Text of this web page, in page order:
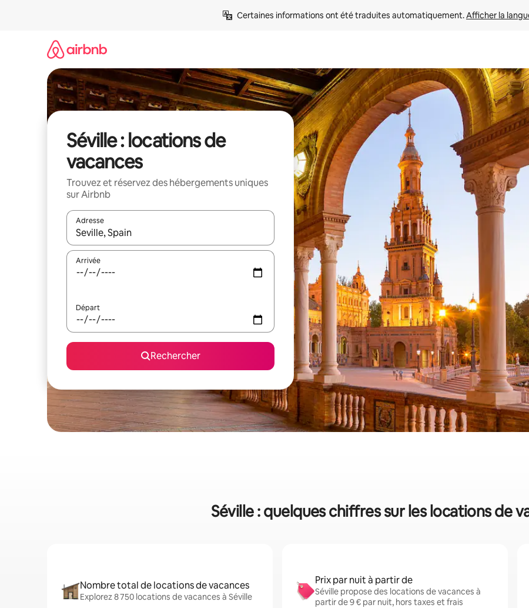
Certaines informations ont été traduites automatiquement. Afficher la
Séville : locations de
vacances
Trouvez et réservez des hébergements uniques
sur Airbnb
Adresse
Lorsque les résultats s'affichent, utilisez les flèches vers le haut et vers le bas pour les parcourir ou en appuyant et en
Arrivée
Départ
Rechercher
Séville : quelques chiffres sur les locations de
Nombre total de locations de vacances
Explorez 8 750 locations de vacances à Séville
Prix par nuit à partir de
Séville propose des locations de vacances à
partir de 9 € par nuit, hors taxes et frais